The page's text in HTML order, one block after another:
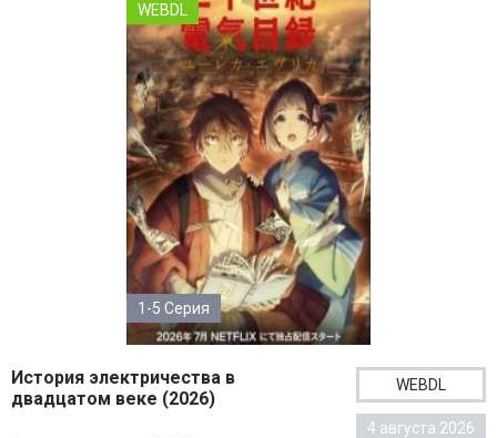
WEBDL
1-5 Серия
История электричества в
двадцатом веке (2026)
WEBDL
4 августа 2026